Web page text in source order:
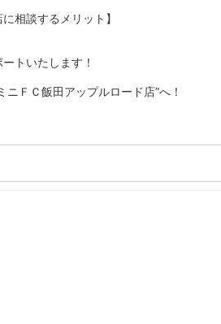
相談するメリット】
トいたします！
ＦＣ飯田アップルロード店”へ！